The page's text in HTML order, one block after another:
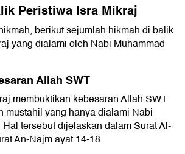
Peristiwa Isra Mikraj
berikut sejumlah hikmah di balik
yang dialami oleh Nabi Muhammad
Allah SWT
membuktikan kebesaran Allah SWT
mustahil yang hanya dialami Nabi
Hal tersebut dijelaskan dalam Surat Al-
An-Najm ayat 14-18.